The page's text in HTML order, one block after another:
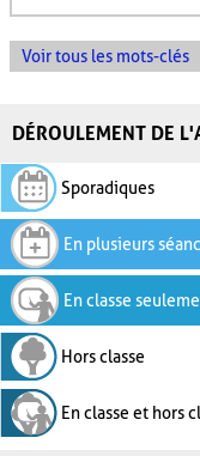
Voir tous les mots-clés
DÉROULEMENT DE
Sporadiques
En plusieurs
En classe
Hors classe
En classe et hors